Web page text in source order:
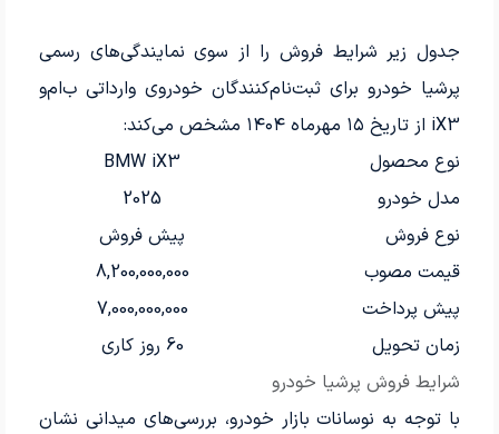
جدول زیر شرایط فروش را از سوی نمایندگی‌های رسمی
پرشیا خودرو برای ثبت‌نام‌کنندگان خودروی وارداتی ب‌ام‌و
iX3 از تاریخ ۱۵ مهرماه ۱۴۰۴ مشخص می‌کند:
شرایط فروش پرشیا خودرو
نوع محصول
BMW iX3
مدل خودرو
2025
نوع فروش
پیش فروش
قیمت مصوب
8,200,000,000
پیش پرداخت
7,000,000,000
زمان تحویل
60 روز کاری
با توجه به نوسانات بازار خودرو، بررسی‌های میدانی نشان